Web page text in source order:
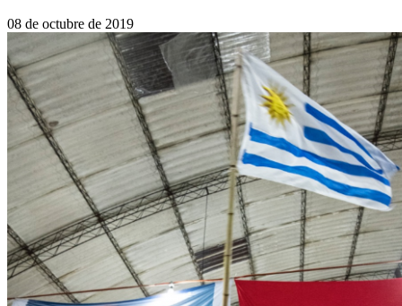
08 de octubre de 2019